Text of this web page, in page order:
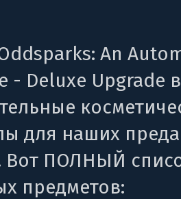
An
- Deluxe Upgrade
для наших
Вот ПОЛНЫЙ
предметов: